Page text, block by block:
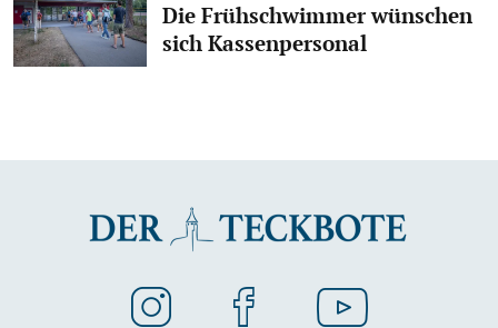
Die Frühschwimmer wünschen
sich Kassenpersonal